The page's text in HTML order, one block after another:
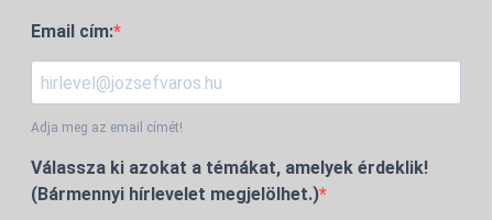
Email cím:
Adja meg az email címét!
Válassza ki azokat a témákat, amelyek érdeklik!
(Bármennyi hírlevelet megjelölhet.)